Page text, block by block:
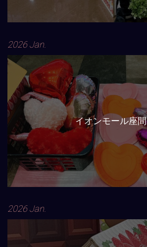
2026 Jan.
イオンモール座間
2026 Jan.